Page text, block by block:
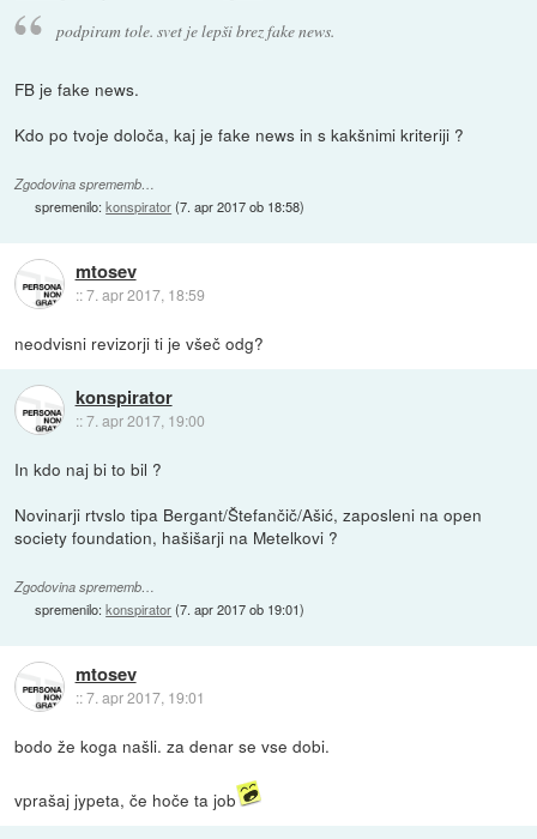
podpiram tole. svet je lepši brez fake news.
FB je fake news.
Kdo po tvoje določa, kaj je fake news in s kakšnimi kriteriji ?
Zgodovina sprememb…
spremenilo:konspirator(7. apr 2017 ob 18:58)
mtosev
::7. apr 2017, 18:59
neodvisni revizorji ti je všeč odg?
konspirator
::7. apr 2017, 19:00
In kdo naj bi to bil ?
Novinarji rtvslo tipa Bergant/Štefančič/Ašić, zaposleni na open
society foundation, hašišarji na Metelkovi ?
Zgodovina sprememb…
spremenilo:konspirator(7. apr 2017 ob 19:01)
mtosev
::7. apr 2017, 19:01
bodo že koga našli. za denar se vse dobi.
vprašaj jypeta, če hoče ta job